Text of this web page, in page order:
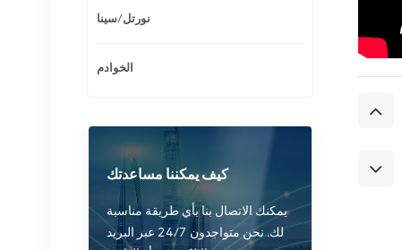
نورتل/سينا
الخوادم
كيف يمكننا مساعدتك
يمكنك الاتصال بنا بأي طريقة مناسبة
لك. نحن متواجدون 24/7 عبر البريد